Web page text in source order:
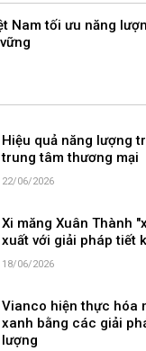
Nam tối ưu năng
Hiệu quả năng lượng
trung tâm thương mại
22/06/2026
Xi măng Xuân Thành
xuất với giải pháp tiết
18/06/2026
Vianco hiện thực hóa
xanh bằng các giải
lượng